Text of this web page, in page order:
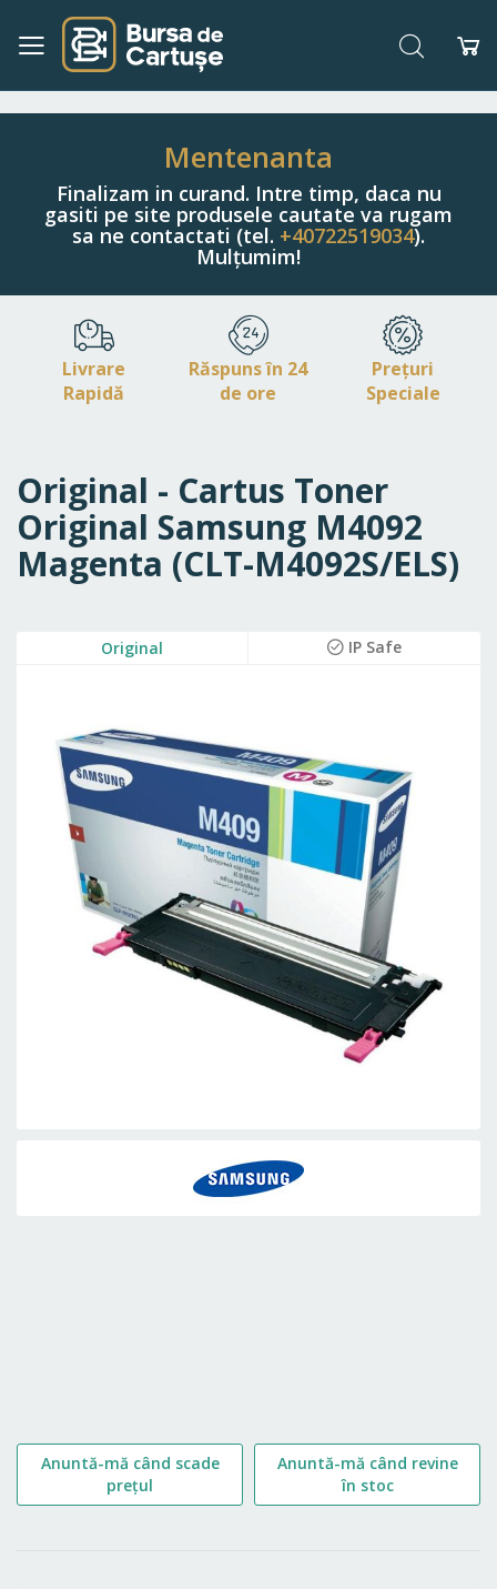
Navigați
Conținut
Căutare
Mentenanta
Finalizam in curand. Intre timp, daca nu
gasiti pe site produsele cautate va rugam
sa ne contactati (tel. +40722519034).
Mulțumim!
Livrare
Rapidă
Răspuns în 24
de ore
Prețuri
Speciale
Original - Cartus Toner
Original Samsung M4092
Magenta (CLT-M4092S/ELS)
Anuntă-mă când scade
prețul
Anuntă-mă când revine
în stoc
images
Original IP Safe